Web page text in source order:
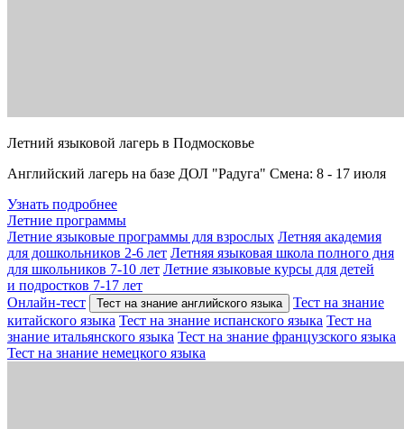
Летний языковой лагерь в Подмосковье
Английский лагерь на базе ДОЛ "Радуга" Смена: 8 - 17 июля
Узнать подробнее
Летние программы
Летние языковые программы для взрослых Летняя академия
для дошкольников 2-6 лет Летняя языковая школа полного дня
для школьников 7-10 лет Летние языковые курсы для детей
и подростков 7-17 лет
Онлайн-тест
Тест на знание английского языка
Тест на знание
китайского языка Тест на знание испанского языка Тест на
знание итальянского языка Тест на знание французского языка
Тест на знание немецкого языка